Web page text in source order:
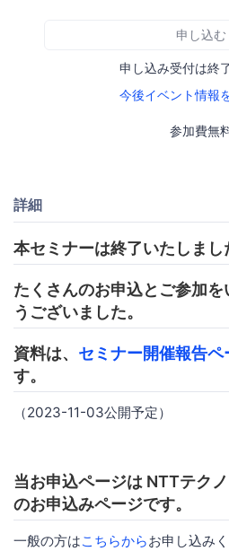
申し込む
申し込み受付は終
今後イベント情報
参加費無
詳細
本セミナーは終了いたしまし
たくさんのお申込とご参加
うございました。
資料は、 セミナー開催報告ペ
す。
（2023-11-03公開予定）
当お申込ページは NTTテク
のお申込みページです。
一般の方はこちらからお申し込みく